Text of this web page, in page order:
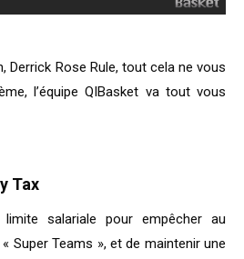
Derrick Rose Rule, tout cela ne vous
l’équipe QIBasket va tout vous
Tax
salariale pour empêcher au
Super Teams », et de maintenir une